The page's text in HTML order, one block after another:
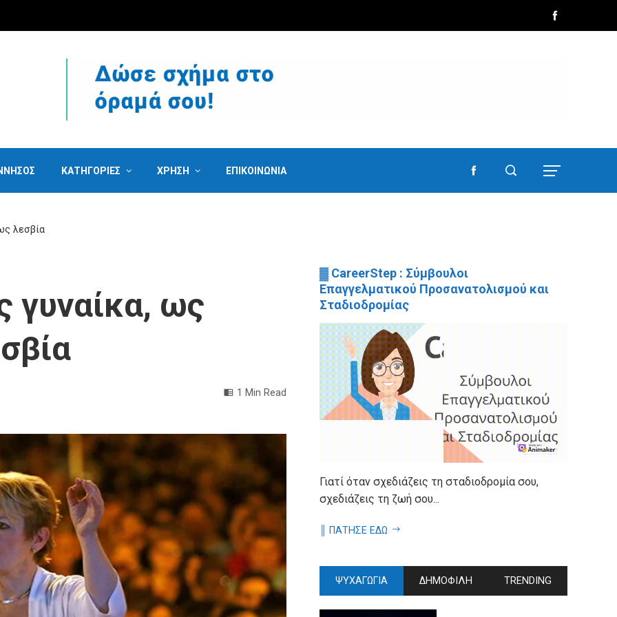
ΚΑΤΗΓΟΡΙΕΣ ΧΡΗΣΗ ΕΠΙΚΟΙΝΩΝΙΑ
λεσβία
ως
1 Min Read
▓ CareerStep : Σύμβουλοι
Επαγγελματικού Προσανατολισμού και
Σταδιοδρομίας
Γιατί όταν σχεδιάζεις τη σταδιοδρομία σου,
σχεδιάζεις τη ζωή σου...
║ ΠΑΤΗΣΕ ΕΔΩ
ΨΥΧΑΓΩΓΙΑ ΔΗΜΟΦΙΛΗ TRENDING